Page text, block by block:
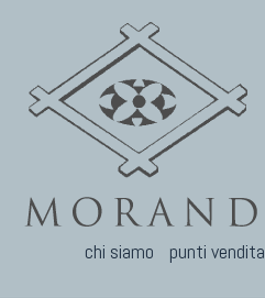
chi siamo punti vendita